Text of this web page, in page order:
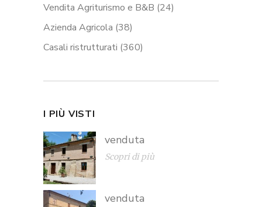
Vendita Agriturismo e B&B (24)
Azienda Agricola (38)
Casali ristrutturati (360)
I PIÙ VISTI
venduta
Scopri di più
venduta